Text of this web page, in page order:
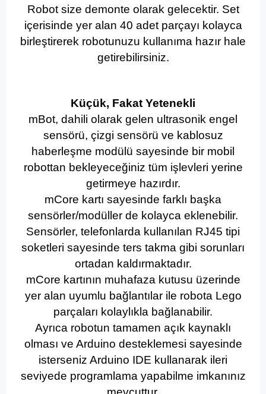
Robot size demonte olarak gelecektir. Set
içerisinde yer alan 40 adet parçayı kolayca
birleştirerek robotunuzu kullanıma hazır hale
getirebilirsiniz.
Küçük, Fakat Yetenekli
mBot, dahili olarak gelen ultrasonik engel
sensörü, çizgi sensörü ve kablosuz
haberleşme modülü sayesinde bir mobil
robottan bekleyeceğiniz tüm işlevleri yerine
getirmeye hazırdır.
mCore kartı sayesinde farklı başka
sensörler/modüller de kolayca eklenebilir.
Sensörler, telefonlarda kullanılan RJ45 tipi
soketleri sayesinde ters takma gibi sorunları
ortadan kaldırmaktadır.
mCore kartının muhafaza kutusu üzerinde
yer alan uyumlu bağlantılar ile robota Lego
parçaları kolaylıkla bağlanabilir.
Ayrıca robotun tamamen açık kaynaklı
olması ve Arduino desteklemesi sayesinde
isterseniz Arduino IDE kullanarak ileri
seviyede programlama yapabilme imkanınız